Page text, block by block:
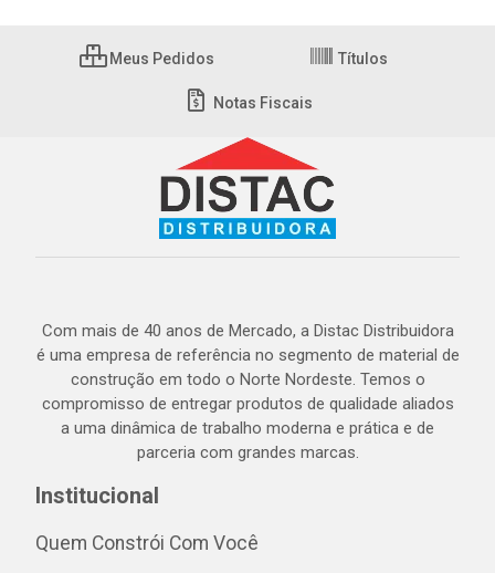
Meus Pedidos Títulos
Notas Fiscais
Com mais de 40 anos de Mercado, a Distac Distribuidora
é uma empresa de referência no segmento de material de
construção em todo o Norte Nordeste. Temos o
compromisso de entregar produtos de qualidade aliados
a uma dinâmica de trabalho moderna e prática e de
parceria com grandes marcas.
Institucional
Quem Constrói Com Você